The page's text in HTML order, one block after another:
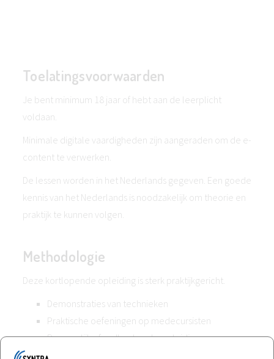
Toelatingsvoorwaarden
Je bent minimum 18 jaar of hebt aan de leerplicht
voldaan.
Minimale digitale vaardigheden zijn aangeraden om de e-
content te verwerken.
De lessen worden in het Nederlands gegeven. Een goede
kennis van het Nederlands is noodzakelijk om theorie en
praktijk te kunnen volgen.
Methodologie
Deze kortlopende opleiding is sterk praktijkgericht.
Demonstraties van technieken
Praktische oefeningen op medecursisten
Persoonlijke feedback en begeleiding
Focus op houding, techniek en lichaamsgevoel